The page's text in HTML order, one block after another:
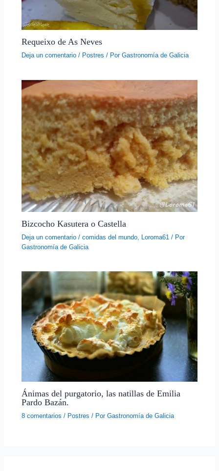
Requeixo de As Neves
Deja un comentario / Postres / PorGastronomía de Galicia
Bizcocho Kasutera o Castella
Deja un comentario /comidas del mundo Loroma61 / Por
Gastronomía de Galicia
Ánimas del purgatorio, las natillas de Emilia
Pardo Bazán.
8 comentarios / Postres / PorGastronomía de Galicia